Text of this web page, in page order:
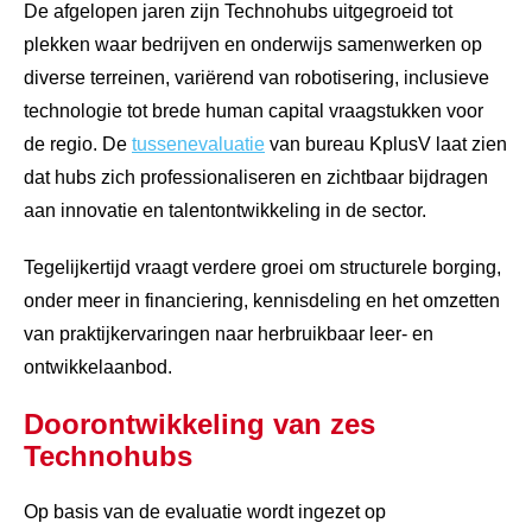
De afgelopen jaren zijn Technohubs uitgegroeid tot
plekken waar bedrijven en onderwijs samenwerken op
diverse terreinen, variërend van robotisering, inclusieve
technologie tot brede human capital vraagstukken voor
de regio. De tussenevaluatie van bureau KplusV laat zien
dat hubs zich professionaliseren en zichtbaar bijdragen
aan innovatie en talentontwikkeling in de sector.
Tegelijkertijd vraagt verdere groei om structurele borging,
onder meer in financiering, kennisdeling en het omzetten
van praktijkervaringen naar herbruikbaar leer- en
ontwikkelaanbod.
Doorontwikkeling van zes
Technohubs
Op basis van de evaluatie wordt ingezet op